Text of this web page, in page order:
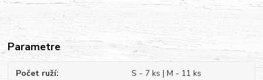
Parametre
Počet ruží S - 7 ks | M - 11 ks